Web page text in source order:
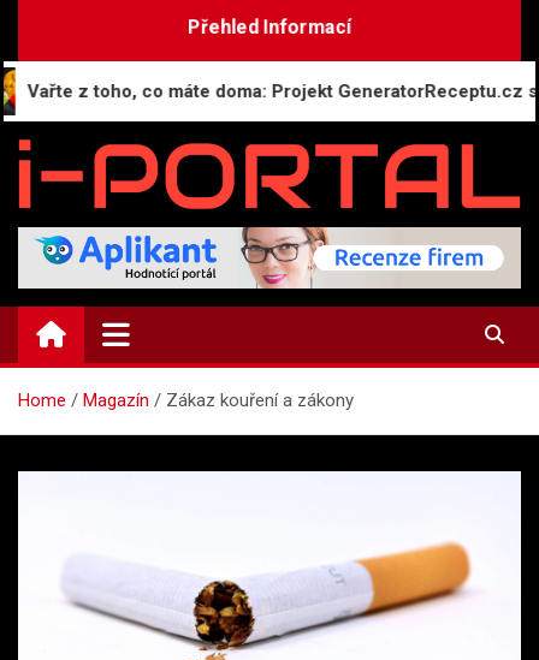
content
Přehled Informací
z toho, co máte doma: Projekt GeneratorReceptu.cz
i-PORTAL.CZ
Public relations | Informační portál
Home Magazín Zákaz kouření a zákony